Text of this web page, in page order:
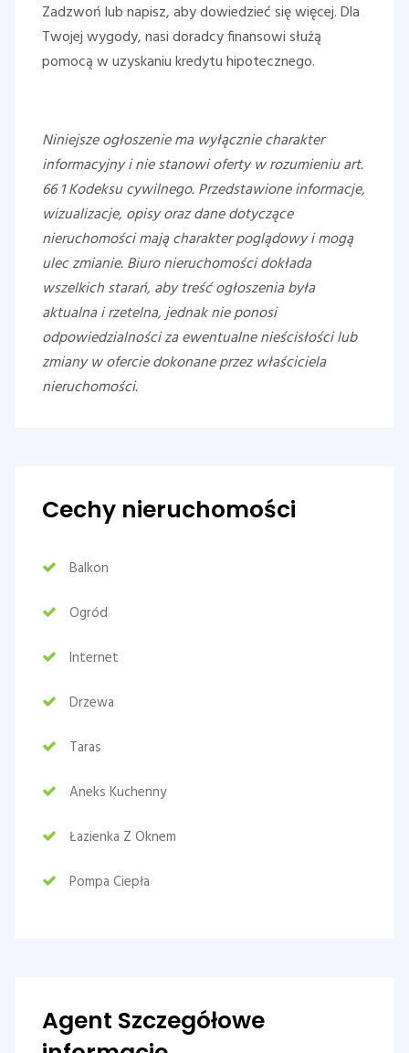
Zadzwoń lub napisz, aby dowiedzieć się więcej. Dla
Twojej wygody, nasi doradcy finansowi służą
pomocą w uzyskaniu kredytu hipotecznego.
Niniejsze ogłoszenie ma wyłącznie charakter
informacyjny i nie stanowi oferty w rozumieniu art.
66 1 Kodeksu cywilnego. Przedstawione informacje,
wizualizacje, opisy oraz dane dotyczące
nieruchomości mają charakter poglądowy i mogą
ulec zmianie. Biuro nieruchomości dokłada
wszelkich starań, aby treść ogłoszenia była
aktualna i rzetelna, jednak nie ponosi
odpowiedzialności za ewentualne nieścisłości lub
zmiany w ofercie dokonane przez właściciela
nieruchomości.
Cechy nieruchomości
Balkon
Ogród
Internet
Drzewa
Taras
Aneks Kuchenny
Łazienka Z Oknem
Pompa Ciepła
Agent Szczegółowe